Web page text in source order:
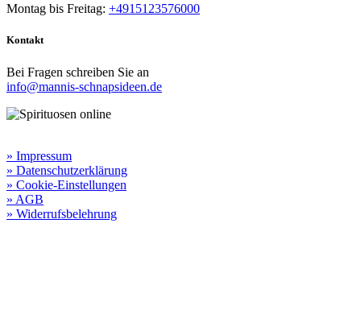
Montag bis Freitag: +4915123576000
Kontakt
Bei Fragen schreiben Sie an
info@mannis-schnapsideen.de
» Impressum
» Datenschutzerklärung
» Cookie-Einstellungen
» AGB
» Widerrufsbelehrung